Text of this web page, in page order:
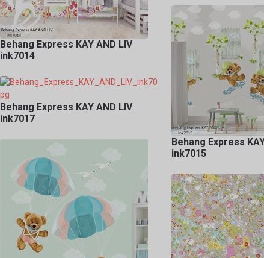
Behang Express KAY AND LIV
ink7014
Behang Express
ink7015
Behang Express KAY AND LIV
ink7017